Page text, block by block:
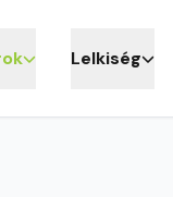
Lelkiség